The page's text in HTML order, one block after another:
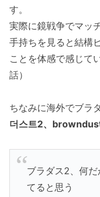
す。
実際に鏡戦争でマッ
手持ちを見ると結構
ことを体感で感じて
話）
ちなみに海外でブラ
더스트2、
ブラダス2、何
てると思う